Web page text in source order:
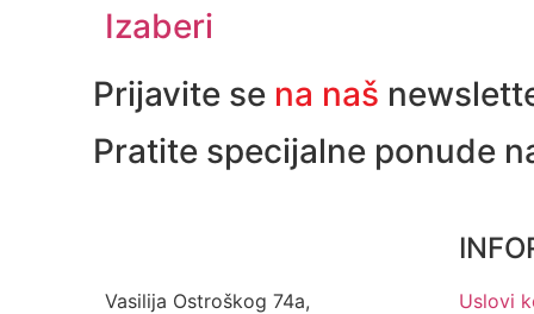
Izaberi
Prijavite se na naš
Pratite specijalne ponude
Vasilija Ostroškog 74a,
Uslovi